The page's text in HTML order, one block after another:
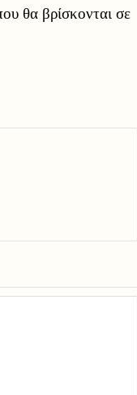
θα βρίσκονται σε